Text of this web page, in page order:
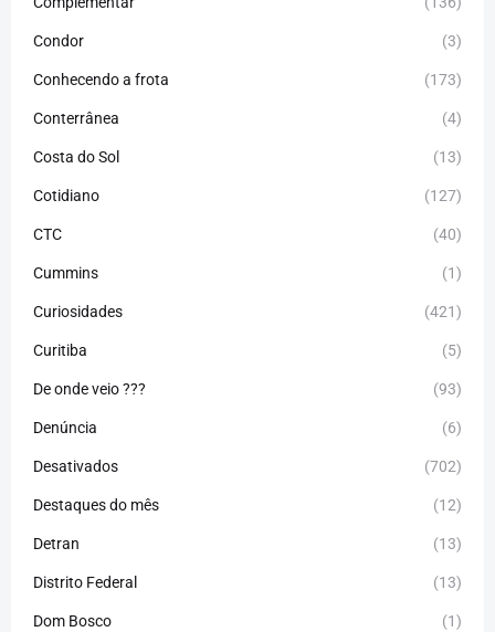
Condor (3)
Conhecendo a frota (173)
Conterrânea (4)
Costa do Sol (13)
Cotidiano (127)
CTC (40)
Cummins (1)
Curiosidades (421)
Curitiba (5)
De onde veio ??? (93)
Denúncia (6)
Desativados (702)
Destaques do mês (12)
Detran (13)
Distrito Federal (13)
Dom Bosco (1)